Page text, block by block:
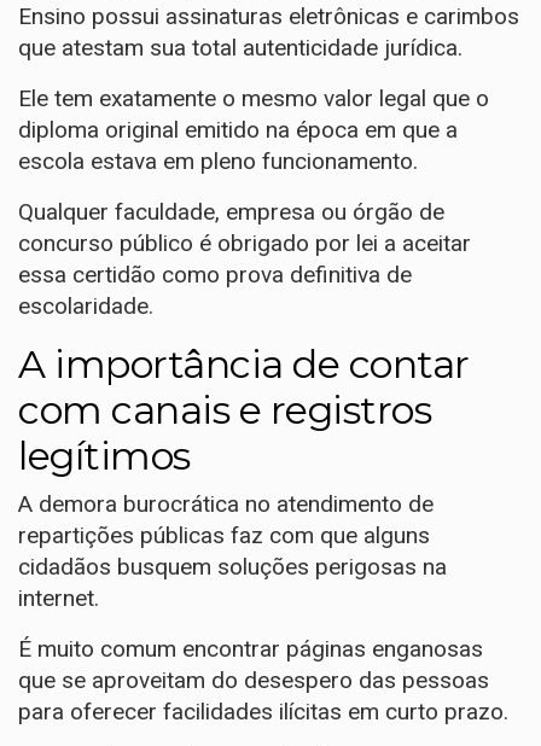
Ensino possui assinaturas eletrônicas e carimbos
que atestam sua total autenticidade jurídica.
Ele tem exatamente o mesmo valor legal que o
diploma original emitido na época em que a
escola estava em pleno funcionamento.
Qualquer faculdade, empresa ou órgão de
concurso público é obrigado por lei a aceitar
essa certidão como prova definitiva de
escolaridade.
A importância de contar
com canais e registros
legítimos
A demora burocrática no atendimento de
repartições públicas faz com que alguns
cidadãos busquem soluções perigosas na
internet.
É muito comum encontrar páginas enganosas
que se aproveitam do desespero das pessoas
para oferecer facilidades ilícitas em curto prazo.